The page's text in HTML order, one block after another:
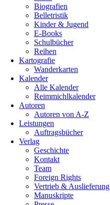
Biografien
Belletristik
Kinder & Jugend
E-Books
Schulbücher
Reihen
Kartografie
Wanderkarten
Kalender
Alle Kalender
Reimmichlkalender
Autoren
Autoren von A-Z
Leistungen
Auftragsbücher
Verlag
Geschichte
Kontakt
Team
Foreign Rights
Vertrieb & Auslieferung
Manuskripte